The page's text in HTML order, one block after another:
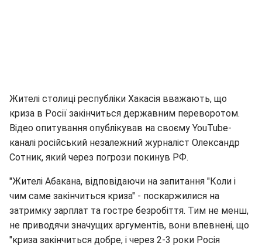
Жителі столиці республіки Хакасія вважають, що
криза в Росії закінчиться державним переворотом.
Відео опитування опублікував на своєму YouTube-
каналі російський незалежний журналіст Олександр
Сотник, який через погрози покинув РФ.
"Жителі Абакана, відповідаючи на запитання "Коли і
чим саме закінчиться криза" - поскаржилися на
затримку зарплат та гостре безробіття. Тим не менш,
не приводячи значущих аргументів, вони впевнені, що
"криза закінчиться добре, і через 2-3 роки Росія